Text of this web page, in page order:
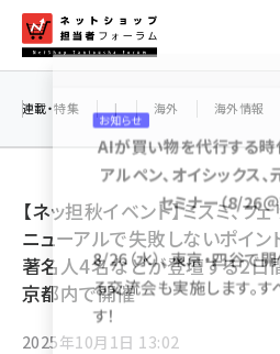
ン
ネットショッ
amazon (2243)
yahoo (1898)
楽天 (1869)
連載・特集 | 海外 海外情報
【ネッ担秋イベント】ミスミ、フ
ニューアルで失敗しないポイ
著名人4名などが登壇する2日
京都内で開催
2025年10月1日 13:02
お知らせ
AIが買い物を代行する時
アルペン、オイシック
セミナー（8/26＠
8/26（水）、東京・四谷で
る交流会も実施します。
す！